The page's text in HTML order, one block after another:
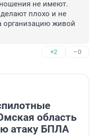
не имеют.
плохо и не
организацию живой
+2 –0
область
атаку БПЛА